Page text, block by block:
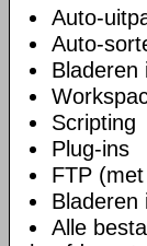
Auto-
Auto-
Bladeren
Scripting
Plug-ins
FTP
Bladeren
Alle